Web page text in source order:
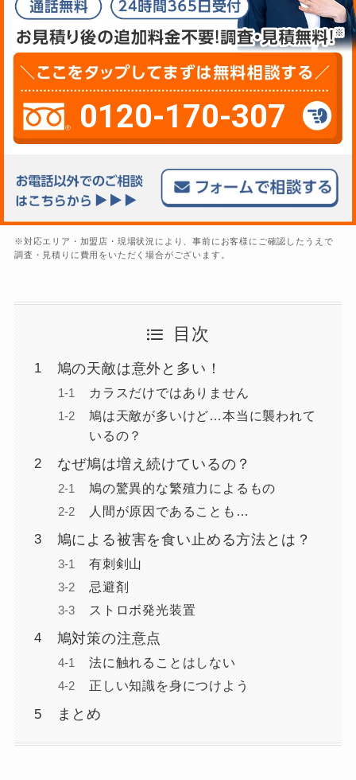
0120-170-307
※対応エリア・加盟店・現場状況により、事前にお客様にご確認したうえで
調査・見積りに費用をいただく場合がございます。
目次
鳩の天敵は意外と多い！
カラスだけではありません
鳩は天敵が多いけど…本当に襲われて
いるの？
なぜ鳩は増え続けているの？
鳩の驚異的な繁殖力によるもの
人間が原因であることも…
鳩による被害を食い止める方法とは？
有刺剣山
忌避剤
ストロボ発光装置
鳩対策の注意点
法に触れることはしない
正しい知識を身につけよう
まとめ